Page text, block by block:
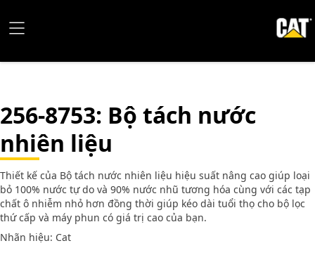
256-8753: Bộ tách nước
nhiên liệu
Thiết kế của Bộ tách nước nhiên liệu hiệu suất nâng cao giúp loại
bỏ 100% nước tự do và 90% nước nhũ tương hóa cùng với các tạp
chất ô nhiễm nhỏ hơn đồng thời giúp kéo dài tuổi thọ cho bộ lọc
thứ cấp và máy phun có giá trị cao của bạn.
Nhãn hiệu: Cat